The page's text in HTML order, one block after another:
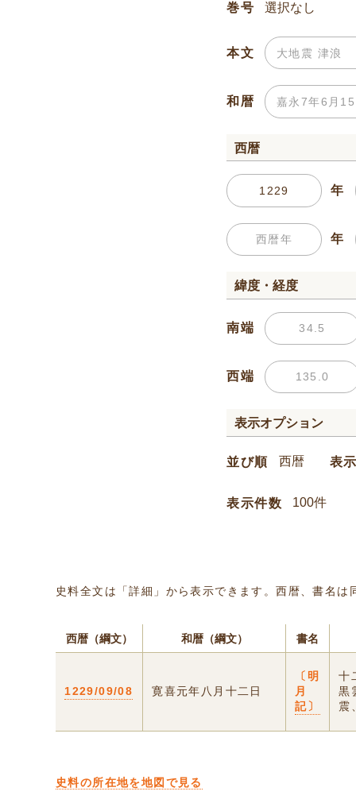
巻号
本文
和暦
西暦
年
年
緯度・経度
南端
西端
表示オプション
並び順 表
表示件数
史料全文は「詳細」から表示できます。西暦、書名
西暦（綱文） 和暦（綱文） 書名
1229/09/08 寛喜元年八月十二日
〔明
月
記〕
十
黒
震
史料の所在地を地図で見る